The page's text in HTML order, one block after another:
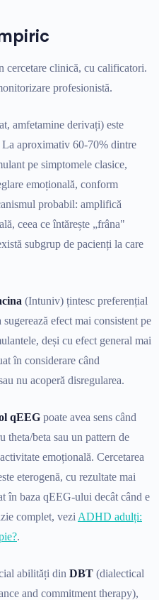
cercetare clinică, cu calificatori.
profesionistă.
amfetamine derivați) este
aproximativ 60-70% dintre
pe simptomele clasice,
emoțională, conform
probabil: amplifică
ceea ce întărește „frâna"
subgrup de pacienți la care
(Intuniv) țintesc preferențial
efect mai consistent pe
deși cu efect general mai
în considerare când
nu acoperă disregularea.
qEEG poate avea sens când
theta/beta sau un pattern de
emoțională. Cercetarea
eterogenă, cu rezultate mai
în baza qEEG-ului decât când e
complet, vezi ADHD adulți:
.
abilități din DBT (dialectical
and commitment therapy),